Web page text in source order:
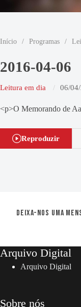
Início / Programas /
2016-04-06
Leitura em dia 06/
<p>O Memorando de
Reproduzir
Deixa-nos uma
Arquivo Digital
Arquivo Digital
Sobre nós